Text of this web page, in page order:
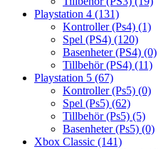
Playstation 4 (131)
Kontroller (Ps4) (1)
Spel (PS4) (120)
Basenheter (PS4) (0)
Tillbehör (PS4) (11)
Playstation 5 (67)
Kontroller (Ps5) (0)
Spel (Ps5) (62)
Tillbehör (Ps5) (5)
Basenheter (Ps5) (0)
Xbox Classic (141)